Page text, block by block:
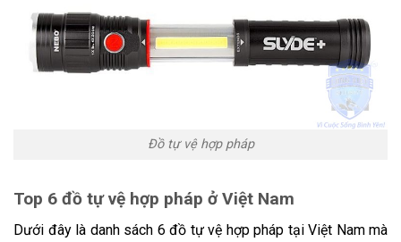
Đồ tự vệ hợp pháp
Top 6 đồ tự vệ hợp pháp ở Việt Nam
Dưới đây là danh sách 6 đồ tự vệ hợp pháp tại Việt Nam mà